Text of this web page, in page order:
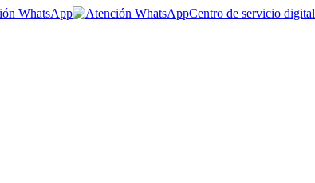
WhatsApp Centro de servicio digital